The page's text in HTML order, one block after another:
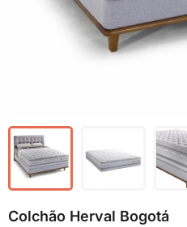
Colchão Herval Bogotá